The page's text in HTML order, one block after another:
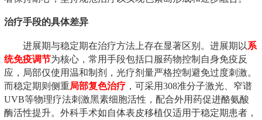
治疗手段的具体差异
进展期与稳定期在治疗方法上存在显著区别。进展期以系
统免疫调节为核心，常用手段包括口服药物控制自身免疫反
应，局部仅使用温和制剂，光疗剂量严格控制避免过度刺激。
而稳定期则侧重局部复色治疗 ，可采用308准分子激光、窄谱
UVB等物理疗法刺激黑素细胞活性，配合外用药促进酪氨酸
酶活性提升。外科手术如自体表皮移植仅适用于稳定期患者，